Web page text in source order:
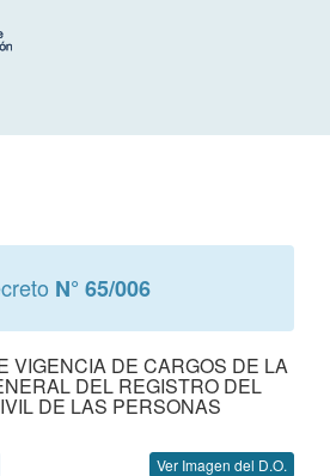
N° 65/006
VIGENCIA DE CARGOS DE LA
DEL REGISTRO DEL
DE LAS PERSONAS
Ver Imagen del D.O.